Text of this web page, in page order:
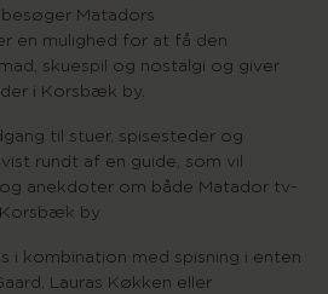
Matadors
en mulighed for at få den
skuespil og nostalgi og giver
i Korsbæk by.
til stuer, spisesteder og
rundt af en guide, som vil
anekdoter om både Matador tv-
by
i kombination med spisning i enten
Lauras Køkken eller